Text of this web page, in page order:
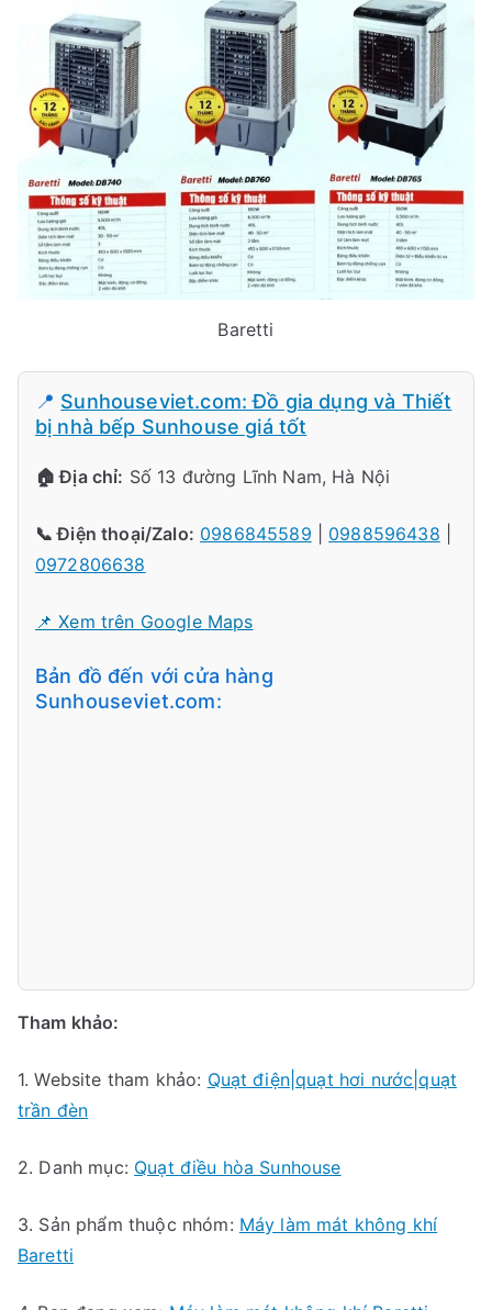
Baretti
📍 Sunhouseviet.com: Đồ gia dụng và Thiết
bị nhà bếp Sunhouse giá tốt
🏠 Địa chỉ: Số 13 đường Lĩnh Nam, Hà Nội
📞 Điện thoại/Zalo: 0986845589 0988596438
0972806638
📌 Xem trên Google Maps
Bản đồ đến với cửa hàng
Sunhouseviet.com:
Tham khảo:
1. Website tham khảo: Quạt điện|quạt hơi nước|quạt
trần đèn
2. Danh mục: Quạt điều hòa Sunhouse
3. Sản phẩm thuộc nhóm: Máy làm mát không khí
Baretti